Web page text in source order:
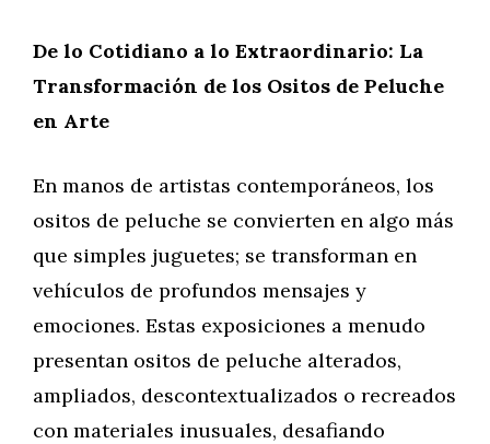
De lo Cotidiano a lo Extraordinario: La
Transformación de los Ositos de Peluche
en Arte
En manos de artistas contemporáneos, los
ositos de peluche se convierten en algo más
que simples juguetes; se transforman en
vehículos de profundos mensajes y
emociones. Estas exposiciones a menudo
presentan ositos de peluche alterados,
ampliados, descontextualizados o recreados
con materiales inusuales, desafiando